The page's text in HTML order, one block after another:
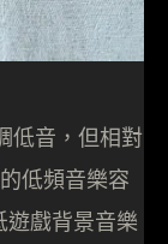
低音，但相對
低頻音樂容
遊戲背景音樂